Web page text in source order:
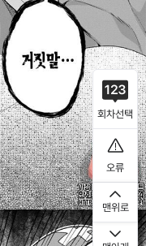
회차선택
오류
맨위로